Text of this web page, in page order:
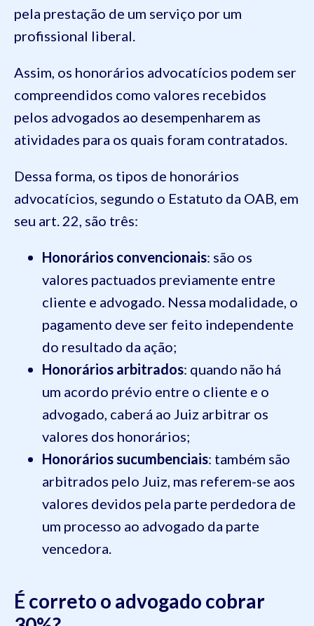
pela prestação de um serviço por um
profissional liberal.
Assim, os honorários advocatícios podem ser
compreendidos como valores recebidos
pelos advogados ao desempenharem as
atividades para os quais foram contratados.
Dessa forma, os tipos de honorários
advocatícios, segundo o Estatuto da OAB, em
seu art. 22, são três:
Honorários convencionais: são os
valores pactuados previamente entre
cliente e advogado. Nessa modalidade, o
pagamento deve ser feito independente
do resultado da ação;
Honorários arbitrados: quando não há
um acordo prévio entre o cliente e o
advogado, caberá ao Juiz arbitrar os
valores dos honorários;
Honorários sucumbenciais: também são
arbitrados pelo Juiz, mas referem-se aos
valores devidos pela parte perdedora de
um processo ao advogado da parte
vencedora.
É correto o advogado cobrar